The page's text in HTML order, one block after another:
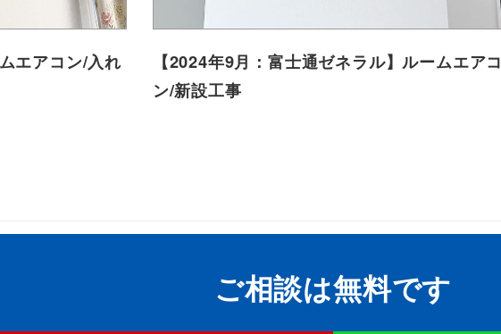
エアコン/入れ
【2024年9月：富士通ゼネラル】ルームエアコ
ン/新設工事
ご相談は無料です